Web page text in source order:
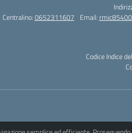
Centralino:0652311607 Email:
Codice Indice